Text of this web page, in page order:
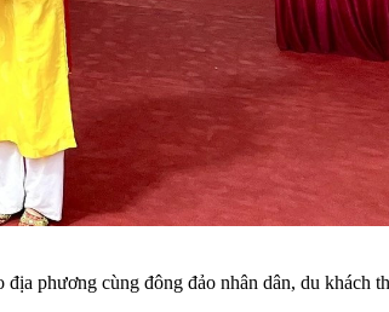
phương cùng đông đảo nhân dân, du khách